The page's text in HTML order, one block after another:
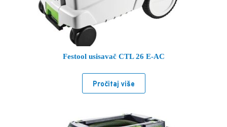
Festool usisavač CTL 26 E-AC
Pročitaj više